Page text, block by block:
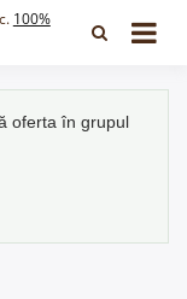
100%
oferta în grupul